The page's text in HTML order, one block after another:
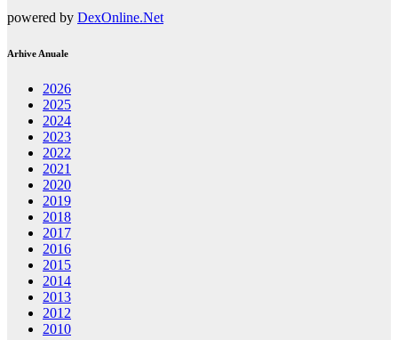
powered by DexOnline.Net
Arhive Anuale
2026
2025
2024
2023
2022
2021
2020
2019
2018
2017
2016
2015
2014
2013
2012
2010